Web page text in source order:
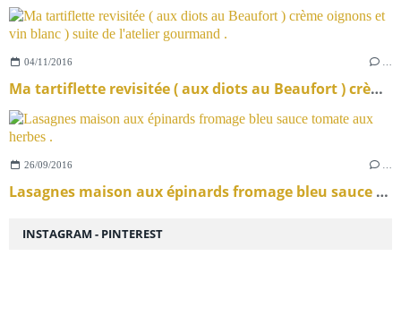
04/11/2016
Ma tartiflette revisitée ( aux diots au Beaufort ) crème oignons et vin blanc ) suite de l'atelier gourmand .
26/09/2016
Lasagnes maison aux épinards fromage bleu sauce tomate aux herbes .
INSTAGRAM - PINTEREST